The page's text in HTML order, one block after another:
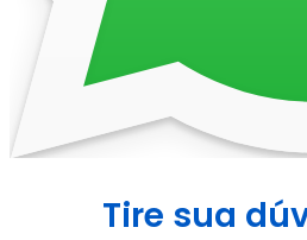
Tire sua